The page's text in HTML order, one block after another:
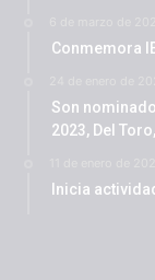
Conmemora
Son
2023, Del
Inicia